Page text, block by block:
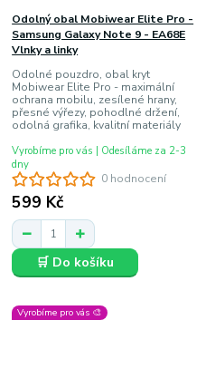
0 hodnocení
Odolný obal Mobiwear Elite Pro -
Samsung Galaxy Note 9 - EA68E
Vlnky a linky
Odolné pouzdro, obal kryt
Mobiwear Elite Pro - maximální
ochrana mobilu, zesílené hrany,
přesné výřezy, pohodlné držení,
odolná grafika, kvalitní materiály
599 Kč
Vyrobíme pro vás | Odesíláme za 2-3
dny
🛒 Do košíku
Vyrobíme pro vás 🎨